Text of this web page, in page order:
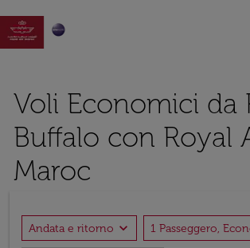

Voli Economici da
Buffalo con Royal
Maroc
Andata e ritorno expand_more 1 Passeggero,